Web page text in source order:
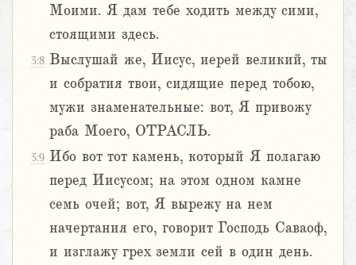
Моими. Я дам тебе ходить между сими,
стоящими здесь.
3:8 Выслушай же, Иисус, иерей великий, ты
и собратия твои, сидящие перед тобою,
мужи знаменательные: вот, Я привожу
раба Моего, ОТРАСЛЬ.
3:9 Ибо вот тот камень, который Я полагаю
перед Иисусом; на этом одном камне
семь очей; вот, Я вырежу на нем
начертания его, говорит Господь Саваоф,
и изглажу грех земли сей в один день.